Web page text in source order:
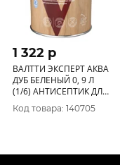
1 322 p
ВАЛТТИ ЭКСПЕРТ АКВА
ДУБ БЕЛЕНЫЙ 0, 9 Л
(1/6) АНТИСЕПТИК ДЛЯ
ДЕРЕВА "ТИККУРИЛА"
Код товара: 140705